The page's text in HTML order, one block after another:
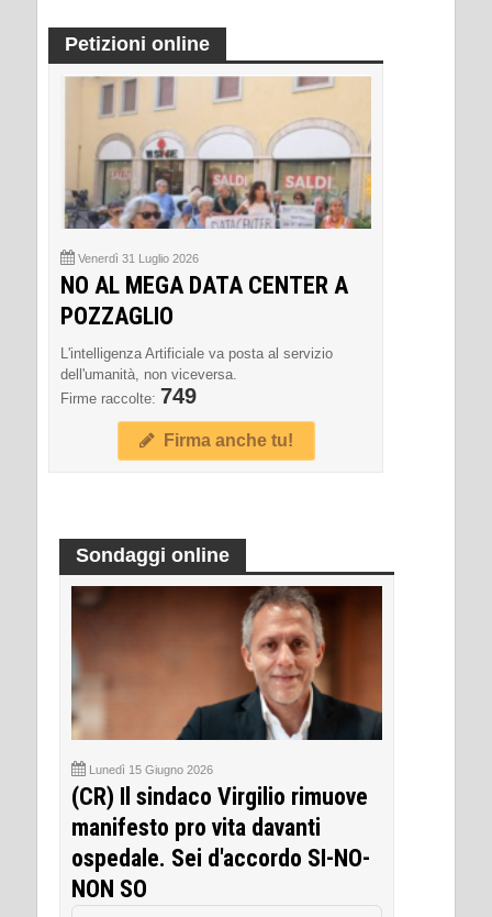
Petizioni online
Venerdì 31 Luglio 2026
NO AL MEGA DATA CENTER A
POZZAGLIO
L'intelligenza Artificiale va posta al servizio
dell'umanità, non viceversa.
Firme raccolte: 749
Firma anche tu!
Sondaggi online
Lunedì 15 Giugno 2026
(CR) Il sindaco Virgilio rimuove
manifesto pro vita davanti
ospedale. Sei d'accordo SI-NO-
NON SO